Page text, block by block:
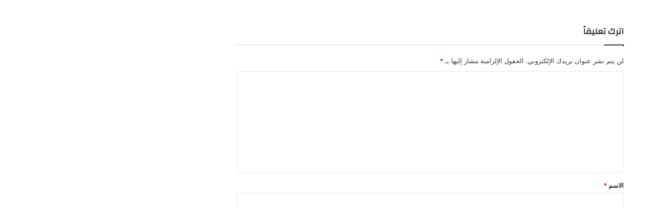
اترك تعليقاً
لن يتم نشر عنوان بريدك الإلكتروني. الحقول الإلزامية مشار إليها بـ *
*
الاسم *